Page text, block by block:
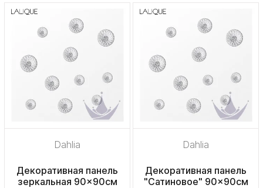
Dahlia
Декоративная панель
зеркальная 90x90см
Dahlia
Декоративная панель
"Сатиновое" 90x90см